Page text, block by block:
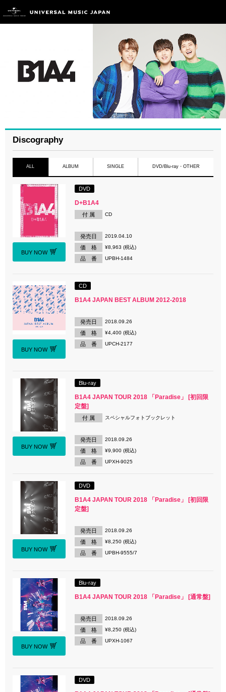
Discography
ALL ALBUM SINGLE DVD/Blu-ray・OTHER
BUY NOW
DVD
D+B1A4
付 属 CD
発売日 2019.04.10
価 格 ¥8,963 (税込)
品 番 UPBH-1484
BUY NOW
CD
B1A4 JAPAN BEST ALBUM 2012-2018
発売日 2018.09.26
価 格 ¥4,400 (税込)
品 番 UPCH-2177
BUY NOW
Blu-ray
B1A4 JAPAN TOUR 2018 「Paradise」 [初回限
定盤]
付 属 スペシャルフォトブックレット
発売日 2018.09.26
価 格 ¥9,900 (税込)
品 番 UPXH-9025
BUY NOW
DVD
B1A4 JAPAN TOUR 2018 「Paradise」 [初回限
定盤]
発売日 2018.09.26
価 格 ¥8,250 (税込)
品 番 UPBH-9555/7
BUY NOW
Blu-ray
B1A4 JAPAN TOUR 2018 「Paradise」 [通常盤]
発売日 2018.09.26
価 格 ¥8,250 (税込)
品 番 UPXH-1067
DVD